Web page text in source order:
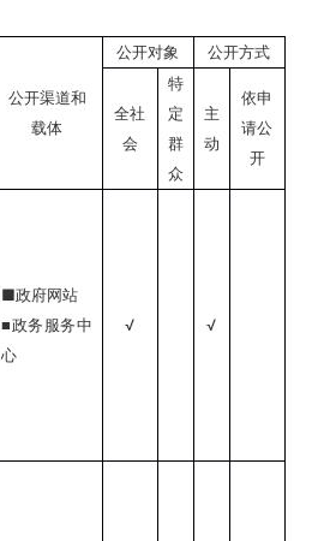
公开渠道和
载体
公开对象
公开方式
全社
会
特
定
群
众
主
动
依申
请公
开
■政府网站
■政务服务中
心
√ √